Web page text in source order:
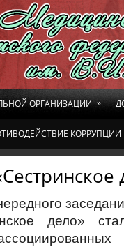
ОРГАНИЗАЦИИ »
КОРРУПЦИИ
дело»